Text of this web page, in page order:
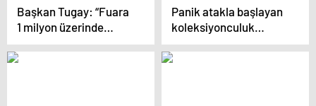
Başkan Tugay: “Fuara
1 milyon üzerinde
ziyaretçi bekliyoruz”
Panik atakla başlayan
koleksiyonculuk
hayatını değiştirdi